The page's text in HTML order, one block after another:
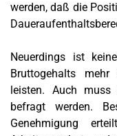
werden, daß die
Neuerdings ist
Bruttogehalts
leisten. Auch
befragt werden.
Genehmigung